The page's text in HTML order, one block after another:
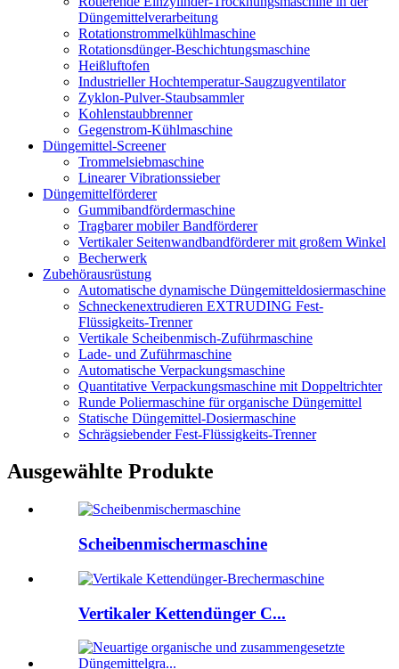
Düngemittelverarbeitung
Rotationstrommelkühlmaschine
Rotationsdünger-Beschichtungsmaschine
Heißluftofen
Industrieller Hochtemperatur-Saugzugventilator
Zyklon-Pulver-Staubsammler
Kohlenstaubbrenner
Gegenstrom-Kühlmaschine
Düngemittel-Screener
Trommelsiebmaschine
Linearer Vibrationssieber
Düngemittelförderer
Gummibandfördermaschine
Tragbarer mobiler Bandförderer
Vertikaler Seitenwandbandförderer mit großem Winkel
Becherwerk
Zubehörausrüstung
Automatische dynamische Düngemitteldosiermaschine
Schneckenextrudieren EXTRUDING Fest-
Flüssigkeits-Trenner
Vertikale Scheibenmisch-Zuführmaschine
Lade- und Zuführmaschine
Automatische Verpackungsmaschine
Quantitative Verpackungsmaschine mit Doppeltrichter
Runde Poliermaschine für organische Düngemittel
Statische Düngemittel-Dosiermaschine
Schrägsiebender Fest-Flüssigkeits-Trenner
Ausgewählte Produkte
Scheibenmischermaschine
Vertikaler Kettendünger C...